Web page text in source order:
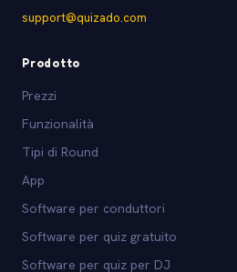
support@quizado.com
Prodotto
Prezzi
Funzionalità
Tipi di Round
App
Software per conduttori
Software per quiz gratuito
Software per quiz per DJ